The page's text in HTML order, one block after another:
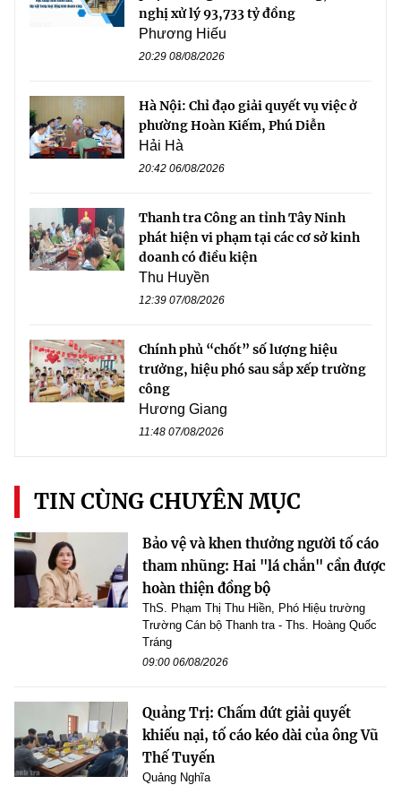
nghị xử lý 93,733 tỷ đồng
Phương Hiếu
20:29 08/08/2026
Hà Nội: Chỉ đạo giải quyết vụ việc ở
phường Hoàn Kiếm, Phú Diễn
Hải Hà
20:42 06/08/2026
Thanh tra Công an tỉnh Tây Ninh
phát hiện vi phạm tại các cơ sở kinh
doanh có điều kiện
Thu Huyền
12:39 07/08/2026
Chính phủ “chốt” số lượng hiệu
trưởng, hiệu phó sau sắp xếp trường
công
Hương Giang
11:48 07/08/2026
TIN CÙNG CHUYÊN MỤC
Bảo vệ và khen thưởng người tố cáo
tham nhũng: Hai "lá chắn" cần được
hoàn thiện đồng bộ
ThS. Phạm Thị Thu Hiền, Phó Hiệu trường
Trường Cán bộ Thanh tra - Ths. Hoàng Quốc
Tráng
09:00 06/08/2026
Quảng Trị: Chấm dứt giải quyết
khiếu nại, tố cáo kéo dài của ông Vũ
Thế Tuyến
Quảng Nghĩa